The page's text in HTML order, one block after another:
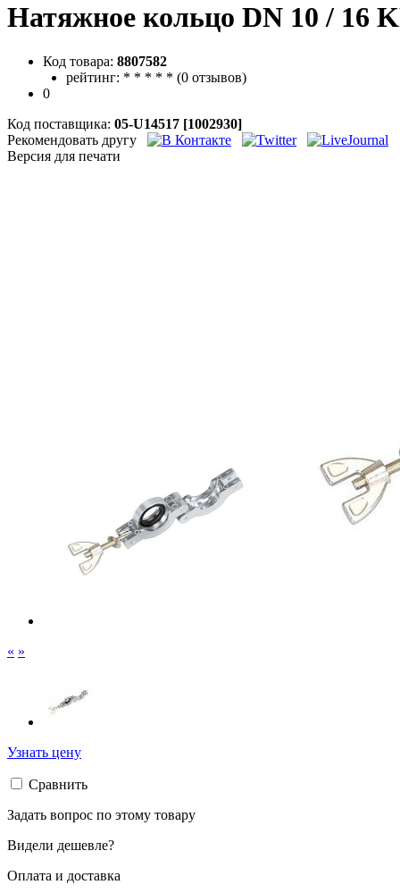
Натяжное кольцо DN 10 / 16
Код товара: 8807582
рейтинг: * * * * * (0 отзывов)
0
Код поставщика: 05-U14517 [1002930]
Рекомендовать другу
Версия для печати
« »
Узнать цену
Сравнить
Задать вопрос по этому товару
Видели дешевле?
Оплата и доставка